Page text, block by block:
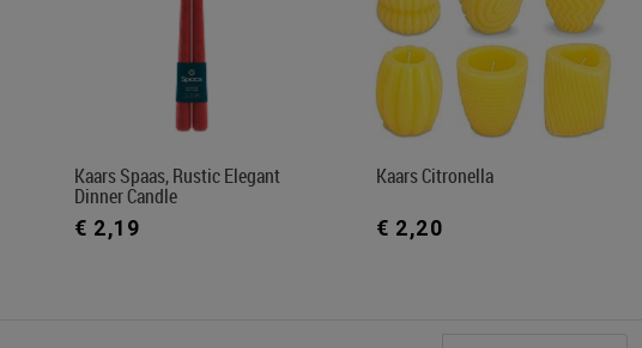
Kaars Spaas, Rustic Elegant
Dinner Candle
€ 2,19
Kaars Citronella
€ 2,20